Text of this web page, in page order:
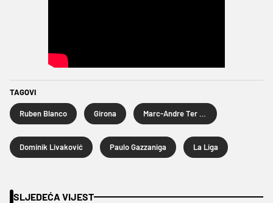
TAGOVI
Ruben Blanco Girona
Dominik Livaković Paulo Gazzaniga La Liga
SLJEDEĆA VIJEST